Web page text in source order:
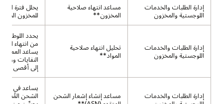
إدارة الطلبات والخدمات
اللوجستية والمخزون
مساعد انتهاء صلاحية
المخزون**
يحلل فترة
للمخزون
إدارة الطلبات والخدمات
اللوجستية والمخزون
تحليل انتهاء صلاحية
المواد**
يحدد اللوطات
من انتهاء
يساعد العملاء
النفايات
إلى أقصى حد.
إدارة الطلبات والخدمات
مساعد إنشاء إشعار الشحن
يساعد في